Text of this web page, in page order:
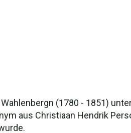
(1780 - 1851)
aus Christiaan Hendrik